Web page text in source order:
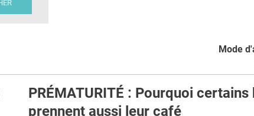
Mode
PRÉMATURITÉ : Pourquoi certains
prennent aussi leur café